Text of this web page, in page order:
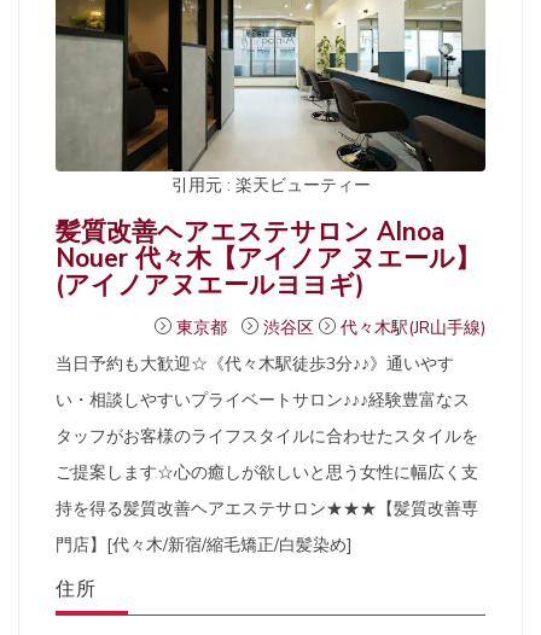
引用元 : 楽天ビューティー
髪質改善ヘアエステサロン AInoa
Nouer 代々木【アイノア ヌエール】
(アイノアヌエールヨヨギ)
東京都 渋谷区
代々木駅(JR山手線)
当日予約も大歓迎☆《代々木駅徒歩3分♪♪》通いやす
い・相談しやすいプライベートサロン♪♪♪経験豊富なス
タッフがお客様のライフスタイルに合わせたスタイルを
ご提案します☆心の癒しが欲しいと思う女性に幅広く支
持を得る髪質改善ヘアエステサロン★★★【髪質改善専
門店】[代々木/新宿/縮毛矯正/白髪染め]
住所